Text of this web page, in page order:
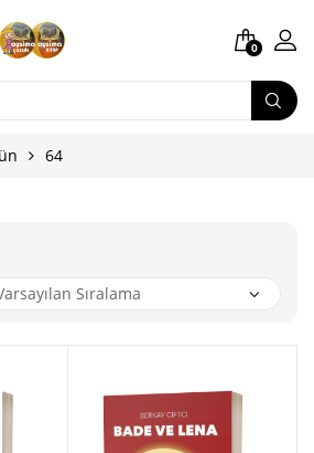
0
64